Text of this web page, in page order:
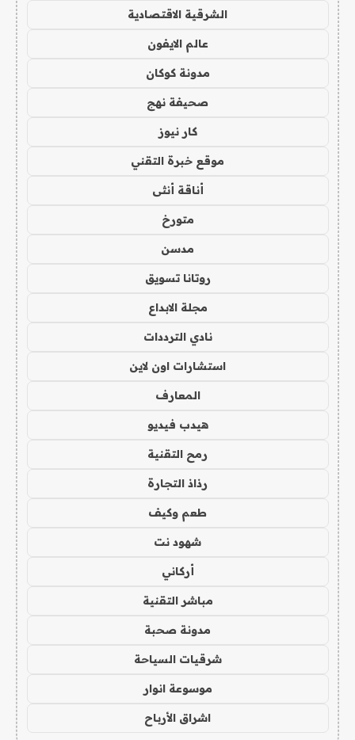
الشرقية الاقتصادية
عالم الايفون
مدونة كوكان
صحيفة نهج
كار نيوز
موقع خبرة التقني
أناقة أنثى
متورخ
مدسن
روتانا تسويق
مجلة الابداع
نادي الترددات
استشارات اون لاين
المعارف
هيدب فيديو
رمح التقنية
رذاذ التجارة
طعم وكيف
شهود نت
أركاني
مباشر التقنية
مدونة صحبة
شرقيات السياحة
موسوعة انوار
اشراق الأرباح